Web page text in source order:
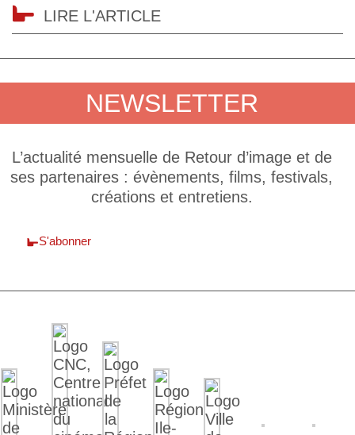
LIRE L'ARTICLE
NEWSLETTER
L’actualité mensuelle de Retour d’image et de
ses partenaires : évènements, films, festivals,
créations et entretiens.
S'abonner